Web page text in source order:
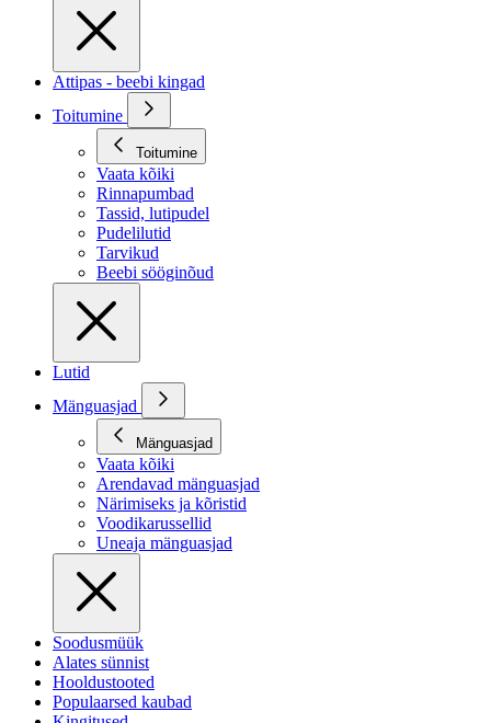
Attipas - beebi kingad
Toitumine
Toitumine
Vaata kõiki
Rinnapumbad
Tassid, lutipudel
Pudelilutid
Tarvikud
Beebi sööginõud
Lutid
Mänguasjad
Mänguasjad
Vaata kõiki
Arendavad mänguasjad
Närimiseks ja kõristid
Voodikarussellid
Uneaja mänguasjad
Soodusmüük
Alates sünnist
Hooldustooted
Populaarsed kaubad